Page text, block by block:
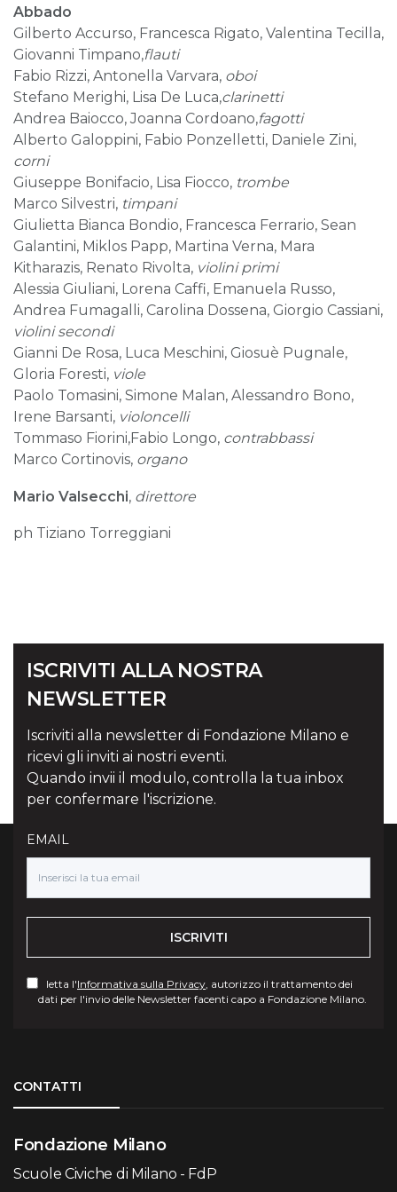
Abbado
Gilberto Accurso, Francesca Rigato, Valentina Tecilla,
Giovanni Timpano,flauti
Fabio Rizzi, Antonella Varvara, oboi
Stefano Merighi, Lisa De Luca,clarinetti
Andrea Baiocco, Joanna Cordoano,fagotti
Alberto Galoppini, Fabio Ponzelletti, Daniele Zini,
corni
Giuseppe Bonifacio, Lisa Fiocco, trombe
Marco Silvestri, timpani
Giulietta Bianca Bondio, Francesca Ferrario, Sean
Galantini, Miklos Papp, Martina Verna, Mara
Kitharazis, Renato Rivolta, violini primi
Alessia Giuliani, Lorena Caffi, Emanuela Russo,
Andrea Fumagalli, Carolina Dossena, Giorgio Cassiani,
violini secondi
Gianni De Rosa, Luca Meschini, Giosuè Pugnale,
Gloria Foresti, viole
Paolo Tomasini, Simone Malan, Alessandro Bono,
Irene Barsanti, violoncelli
Tommaso Fiorini,Fabio Longo, contrabbassi
Marco Cortinovis, organo
Mario Valsecchi, direttore
ph Tiziano Torreggiani
ISCRIVITI ALLA NOSTRA
NEWSLETTER
Iscriviti alla newsletter di Fondazione Milano e
ricevi gli inviti ai nostri eventi.
Quando invii il modulo, controlla la tua inbox
per confermare l'iscrizione.
EMAIL
ISCRIVITI
letta l'Informativa sulla Privacy, autorizzo il trattamento dei
dati per l'invio delle Newsletter facenti capo a Fondazione Milano.
CONTATTI
Fondazione Milano
Scuole Civiche di Milano - FdP